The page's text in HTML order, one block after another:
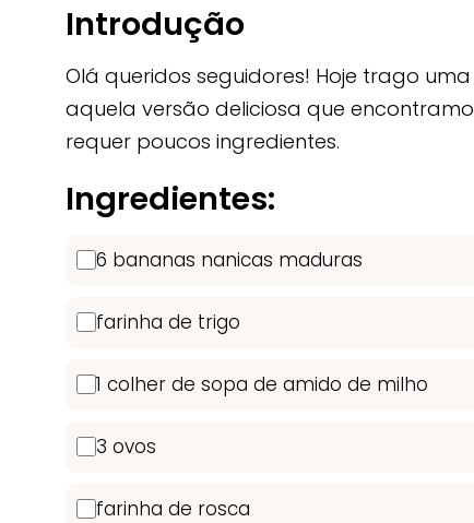
Introdução
Olá queridos seguidores! Hoje trago
aquela versão deliciosa que
requer poucos ingredientes.
Ingredientes:
6 bananas nanicas maduras
farinha de trigo
1 colher de sopa de amido de milho
3 ovos
farinha de rosca